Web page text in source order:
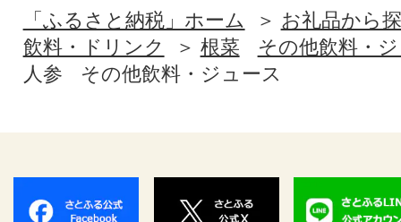
「ふるさと納税」ホーム
お礼品から
飲料・ドリンク
根菜
その他飲料・
人参
その他飲料・ジュース